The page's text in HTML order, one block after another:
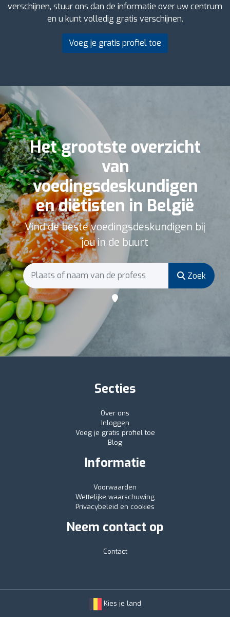
verschijnen, stuur ons dan de informatie over uw centrum
en u kunt volledig gratis verschijnen.
Voeg je gratis profiel toe
Het grootste overzicht
van
voedingsdeskundigen
en diëtisten in België
Vind de beste voedingsdeskundigen bij
jou in de buurt
Zoek
Secties
Over ons
Inloggen
Voeg je gratis profiel toe
Blog
Informatie
Voorwaarden
Wettelijke waarschuwing
Privacybeleid en cookies
Neem contact op
Contact
Kies je land